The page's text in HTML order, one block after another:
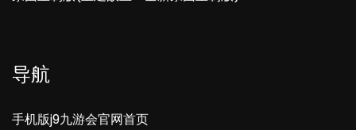
导航
手机版j9九游会官网首页